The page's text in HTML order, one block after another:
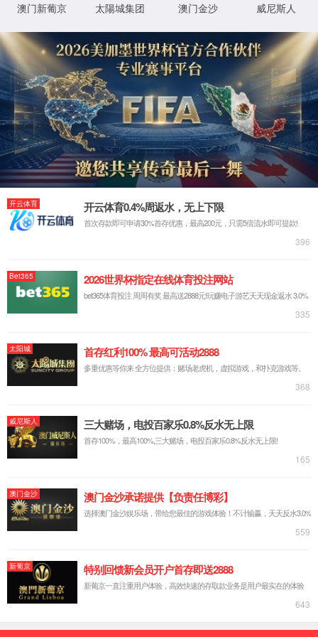
实验室建设
中心简介
规章制度
本科生实验
规章制度
795388som大红鹰采
795388som大红鹰（
795388som大红鹰（
795388som大红鹰（